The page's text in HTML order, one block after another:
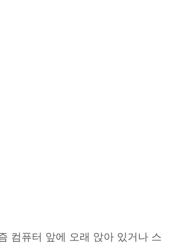
컴퓨터 앞에 오래 앉아 있거나 스